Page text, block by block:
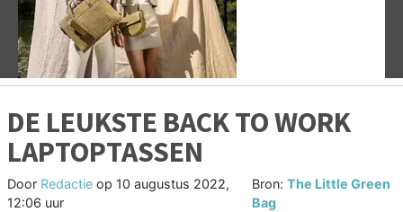
Vorige
DE LEUKSTE BACK TO WORK
LAPTOPTASSEN
Door Redactie op 10 augustus 2022,
12:06 uur
Bron:The Little Green
Bag